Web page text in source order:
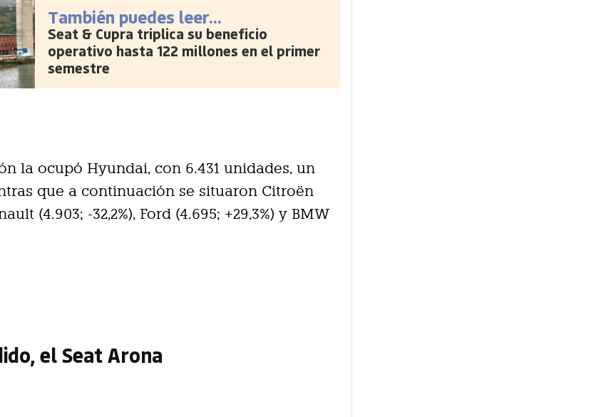
También puedes leer...
Seat & Cupra triplica su beneficio
operativo hasta 122 millones en el primer
semestre
la ocupó Hyundai, con 6.431 unidades, un
que a continuación se situaron Citroën
(4.903; -32,2%), Ford (4.695; +29,3%) y BMW
el Seat Arona